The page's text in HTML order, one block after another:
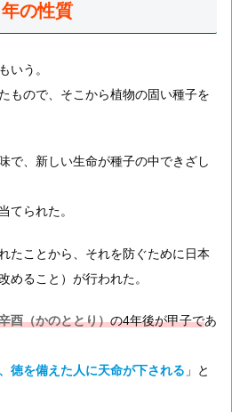
の性質
いう。
もので、そこから植物の固い種子を
で、新しい生命が種子の中できざし
てられた。
たことから、それを防ぐために日本
めること）が行われた。
酉（かのととり）の4年後が甲子であ
徳を備えた人に天命が下される 」と